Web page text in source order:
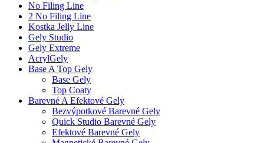
No Filing Line
2 No Filing Line
Kostka Jelly Line
Gely Studio
Gely Extreme
AcrylGely
Base A Top Gely
Base Gely
Top Coaty
Barevné A Efektové Gely
Bezvýpotkové Barevné Gely
Quick Studio Barevné Gely
Efektové Barevné Gely